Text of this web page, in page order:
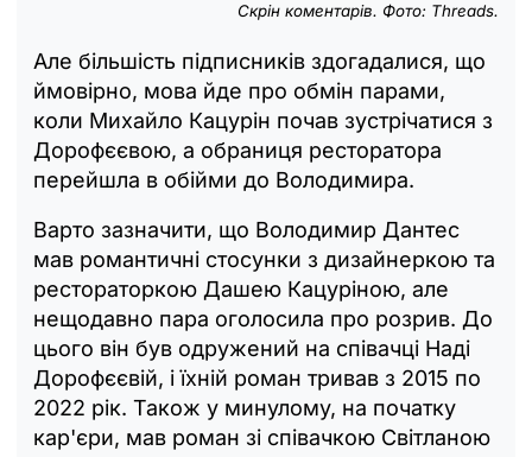
Скрін коментарів. Фото: Threads.
Але більшість підписників здогадалися, що
ймовірно, мова йде про обмін парами,
коли Михайло Кацурін почав зустрічатися з
Дорофєєвою, а обраниця ресторатора
перейшла в обійми до Володимира.
Варто зазначити, що Володимир Дантес
мав романтичні стосунки з дизайнеркою та
рестораторкою Дашею Кацуріною, але
нещодавно пара оголосила про розрив. До
цього він був одружений на співачці Наді
Дорофєєвій, і їхній роман тривав з 2015 по
2022 рік. Також у минулому, на початку
кар'єри, мав роман зі співачкою Світланою